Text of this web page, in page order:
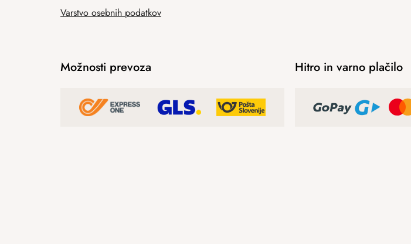
Varstvo osebnih podatkov
Možnosti prevoza Hitro in varno plačilo